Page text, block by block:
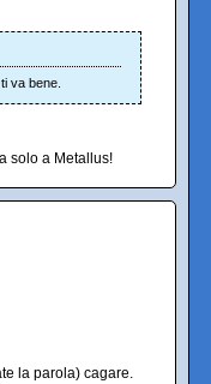
va bene.
solo a Metallus!
la parola) cagare.